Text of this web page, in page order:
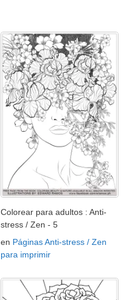
Colorear para adultos : Anti-
stress / Zen - 5
en Páginas Anti-stress / Zen
para imprimir